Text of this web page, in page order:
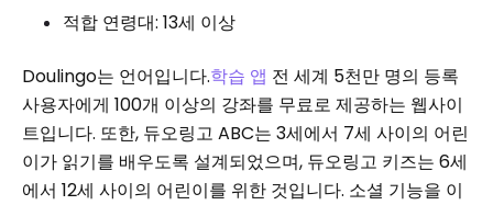
적합 연령대: 13세 이상
Doulingo는 언어입니다.학습 앱 전 세계 5천만 명의 등록
사용자에게 100개 이상의 강좌를 무료로 제공하는 웹사이
트입니다. 또한, 듀오링고 ABC는 3세에서 7세 사이의 어린
이가 읽기를 배우도록 설계되었으며, 듀오링고 키즈는 6세
에서 12세 사이의 어린이를 위한 것입니다. 소셜 기능을 이